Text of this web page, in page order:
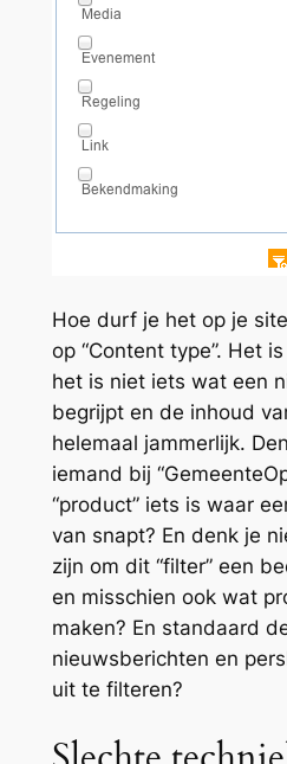
Hoe durfje het op je
op “Content type”. Het
het is niet iets wat een
begrijpt en de inhoud
helemaal jammerlijk.
iemand bij
“product” iets is waar
van snapt? En denk je
zijn om dit “filter” een
en misschien ook wat
maken? En standaard
nieuwsberichten en
uit te filteren?